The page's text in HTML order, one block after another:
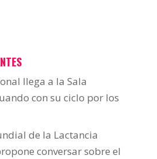
llega a la Sala
con su ciclo por los
de la Lactancia
conversar sobre el